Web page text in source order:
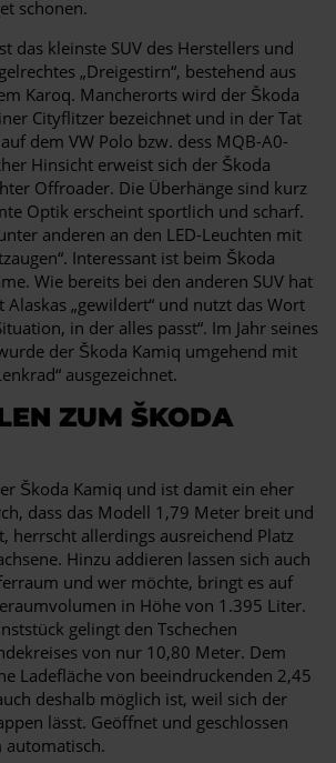
schonen.
das kleinste SUV des Herstellers und
„Dreigestirn“, bestehend aus
Karoq. Mancherorts wird der Škoda
Cityflitzer bezeichnet und in der Tat
dem VW Polo bzw. dess MQB-A0-
Hinsicht erweist sich der Škoda
Offroader. Die Überhänge sind kurz
Optik erscheint sportlich und scharf.
anderen an den LED-Leuchten mit
Interessant ist beim Škoda
Wie bereits bei den anderen SUV hat
„gewildert“ und nutzt das Wort
in der alles passt“. Im Jahr seines
der Škoda Kamiq umgehend mit
ausgezeichnet.
ZUM ŠKODA
Škoda Kamiq und ist damit ein eher
dass das Modell 1,79 Meter breit und
herrscht allerdings ausreichend Platz
Hinzu addieren lassen sich auch
und wer möchte, bringt es auf
in Höhe von 1.395 Liter.
gelingt den Tschechen
von nur 10,80 Meter. Dem
Ladefläche von beeindruckenden 2,45
deshalb möglich ist, weil sich der
lässt. Geöffnet und geschlossen